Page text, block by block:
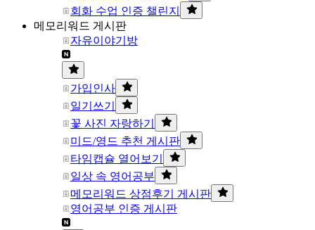
회화 수업 인증 챌린지
메모리워드 게시판
자유이야기방
가입인사
일기쓰기
꽃 사진 자랑하기
미드/영드 추천 게시판
타임캡슐 열어보기
일상 속 영어공부
메모리워드 상점후기 게시판
영어공부 인증 게시판